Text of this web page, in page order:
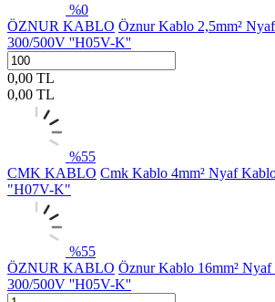
%0
ÖZNUR KABLO Öznur Kablo 2,5mm²
300/500V ''H05V-K''
0,00 TL
0,00 TL
%55
CMK KABLO Cmk Kablo 4mm² Nyaf
"H07V-K"
%55
ÖZNUR KABLO Öznur Kablo 16mm² Nyaf
300/500V ''H05V-K''